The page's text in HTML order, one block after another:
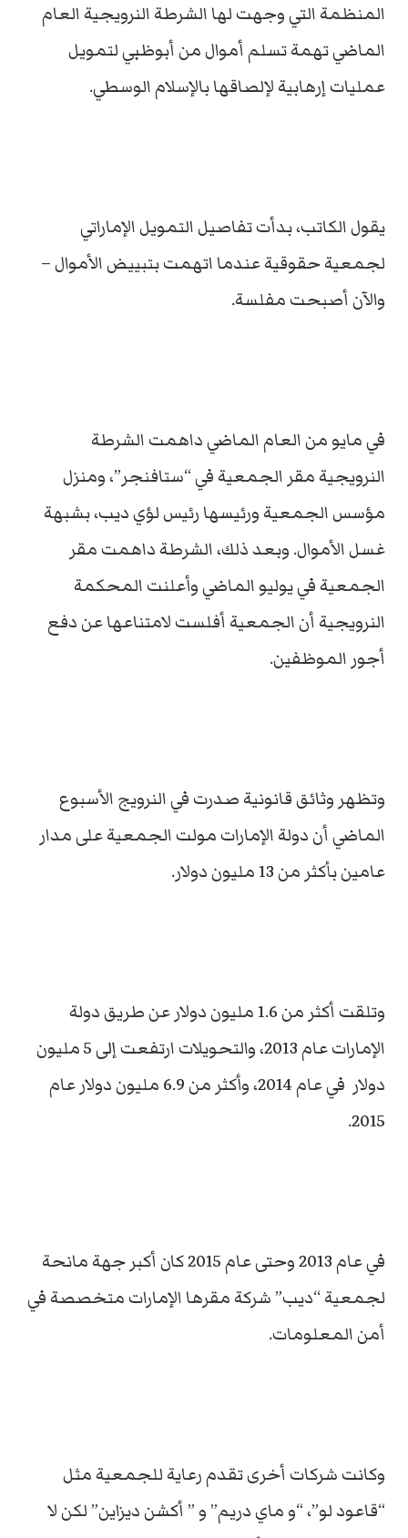
المنظمة التي وجهت لها الشرطة النرويجية العام
الماضي تهمة تسلم أموال من أبوظبي لتمويل
عمليات إرهابية لإلصاقها بالإسلام الوسطي.
يقول الكاتب، بدأت تفاصيل التمويل الإماراتي
لجمعية حقوقية عندما اتهمت بتبييض الأموال –
والآن أصبحت مفلسة.
في مايو من العام الماضي داهمت الشرطة
النرويجية مقر الجمعية في “ستافنجر”، ومنزل
مؤسس الجمعية ورئيسها رئيس لؤي ديب، بشبهة
غسل الأموال. وبعد ذلك، الشرطة داهمت مقر
الجمعية في يوليو الماضي وأعلنت المحكمة
النرويجية أن الجمعية أفلست لامتناعها عن دفع
أجور الموظفين.
وتظهر وثائق قانونية صدرت في النرويج الأسبوع
الماضي أن دولة الإمارات مولت الجمعية على مدار
عامين بأكثر من 13 مليون دولار.
وتلقت أكثر من 1.6 مليون دولار عن طريق دولة
الإمارات عام 2013، والتحويلات ارتفعت إلى 5 مليون
دولار في عام 2014، وأكثر من 6.9 مليون دولار عام
2015.
في عام 2013 وحتى عام 2015 كان أكبر جهة مانحة
لجمعية “ديب” شركة مقرها الإمارات متخصصة في
أمن المعلومات.
وكانت شركات أخرى تقدم رعاية للجمعية مثل
“قاعود لو”، “و ماي دريم” و ” أكشن ديزاين” لكن لا